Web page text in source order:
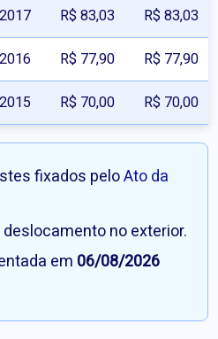
R$ 83,03 R$ 83,03
R$ 77,90 R$ 77,90
R$ 70,00 R$ 70,00
fixados peloAto da
no exterior.
em 06/08/2026